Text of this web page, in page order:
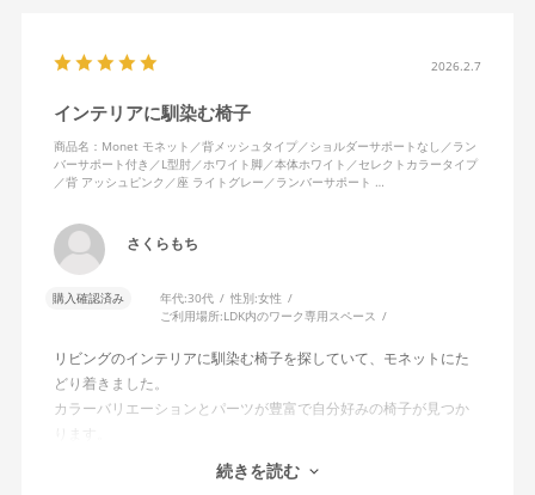
2026.2.7
インテリアに馴染む椅子
商品名：Monet モネット／背メッシュタイプ／ショルダーサポートなし／ラン
バーサポート付き／L型肘／ホワイト脚／本体ホワイト／セレクトカラータイプ
／背 アッシュピンク／座 ライトグレー／ランバーサポート …
さくらもち
購入確認済み 年代:30代 性別:女性
ご利用場所:LDK内のワーク専用スペース
リビングのインテリアに馴染む椅子を探していて、モネットにた
どり着きました。
カラーバリエーションとパーツが豊富で自分好みの椅子が見つか
オフィスチェアにしては比較的コンパクトで家に置くのに最適で
した、座り心地も良く大変気に入っています。
続きを読む